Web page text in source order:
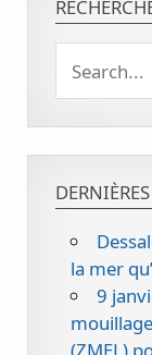
la mer
9